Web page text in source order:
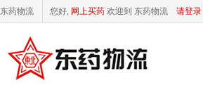
东药物流 您好, 网上买药 欢迎到 东药物流 请登录